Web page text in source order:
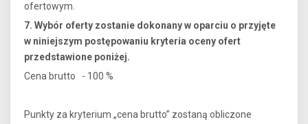
ofertowym.
7. Wybór oferty zostanie dokonany w oparciu o przyjęte
w niniejszym postępowaniu kryteria oceny ofert
przedstawione poniżej.
Cena brutto - 100 %
Punkty za kryterium „cena brutto” zostaną obliczone